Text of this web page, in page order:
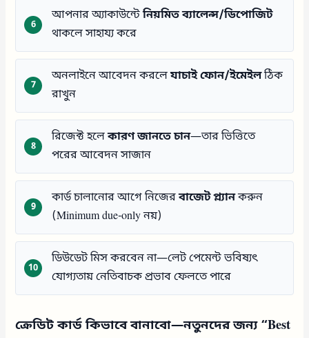
আপনার অ্যাকাউন্টেনিয়মিত ব্যালেন্স/ডিপোজিট
থাকলে সাহায্য করে
অনলাইনে আবেদন করলেযাচাই ফোন/ইমেইলঠিক
রাখুন
রিজেক্ট হলেকারণ জানতে চান—তার ভিত্তিতে
পরের আবেদন সাজান
কার্ড চালানোর আগে নিজেরবাজেট প্ল্যানকরুন
(Minimum due-only নয়)
ডিউডেট মিস করবেন না—লেট পেমেন্ট ভবিষ্যৎ
যোগ্যতায় নেতিবাচক প্রভাব ফেলতে পারে
ক্রেডিট কার্ড কিভাবে বানাবো—নতুনদের জন্য “Best